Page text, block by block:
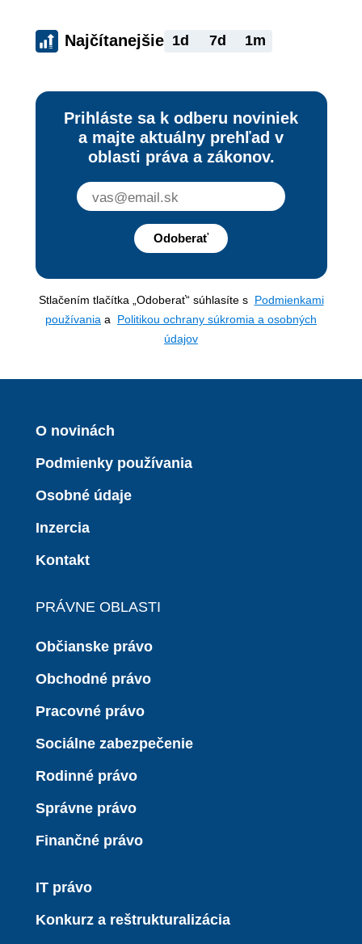
Najčítanejšie 1d 7d 1m
Prihláste sa k odberu noviniek
a majte aktuálny prehľad v
oblasti práva a zákonov.
Odoberať
Stlačením tlačítka „Odoberať“ súhlasíte s Podmienkami
používania a Politikou ochrany súkromia a osobných
údajov
O novinách
Podmienky používania
Osobné údaje
Inzercia
Kontakt
PRÁVNE OBLASTI
Občianske právo
Obchodné právo
Pracovné právo
Sociálne zabezpečenie
Rodinné právo
Správne právo
Finančné právo
IT právo
Konkurz a reštrukturalizácia